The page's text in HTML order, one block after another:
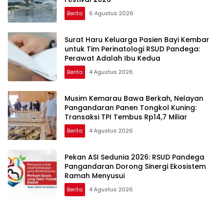
Berita 6 Agustus 2026
Surat Haru Keluarga Pasien Bayi Kembar
untuk Tim Perinatologi RSUD Pandega:
Perawat Adalah Ibu Kedua
Berita 4 Agustus 2026
Musim Kemarau Bawa Berkah, Nelayan
Pangandaran Panen Tongkol Kuning:
Transaksi TPI Tembus Rp14,7 Miliar
Berita 4 Agustus 2026
Pekan ASI Sedunia 2026: RSUD Pandega
Pangandaran Dorong Sinergi Ekosistem
Ramah Menyusui
Berita 4 Agustus 2026